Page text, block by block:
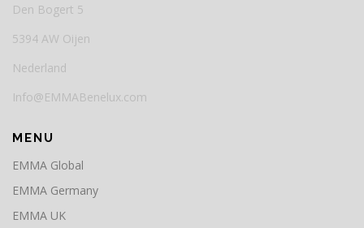
Den Bogert 5
5394 AW Oijen
Nederland
Info@EMMABenelux.com
MENU
EMMA Global
EMMA Germany
EMMA UK